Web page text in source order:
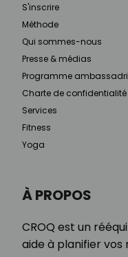
À PROPOS
CROQ est un
aide à planifier vos
S'inscrire
Méthode
Qui sommes-nous
Presse & médias
Programme
Charte de confidentialité
Services
Fitness
Yoga